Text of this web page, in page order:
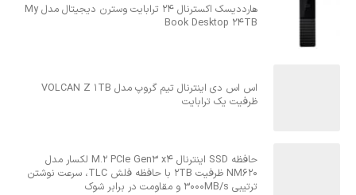
هارددیسک اکسترنال 24 ترابایت وسترن دیجیتال مدل My
Book Desktop 24TB
اس اس دی اینترنال تیم گروپ مدل VOLCAN Z 1TB
ظرفیت یک ترابایت
حافظه SSD اینترنال M.2 PCIe Gen3 x4 لکسار مدل
NM620 ظرفیت 2TB با حافظه فلش TLC، سرعت نوشتن
ترتیبی 3000MB/s و مقاومت در برابر شوک